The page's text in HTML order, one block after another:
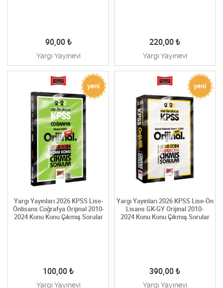
90,00₺
Yargı Yayınevi
220,00 ₺
Yargı Yayınevi
Yargı Yayınları 2026 KPSS Lise-
Önlisans Coğrafya Orijinal 2010-
2024 Konu Konu Çıkmış Sorular
100,00 ₺
Yargı Yayınevi
Yargı Yayınları 2026 KPSS Lise-Ön
Lisans GK-GY Orijinal 2010-
2024 Konu Konu Çıkmış Sorular
390,00 ₺
Yargı Yayınevi